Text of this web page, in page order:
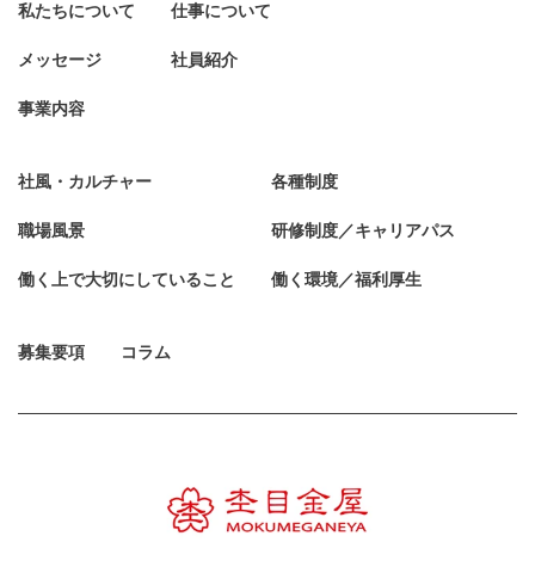
私たちについて
メッセージ
事業内容
仕事について
社員紹介
社風・カルチャー
職場風景
働く上で大切にしていること
各種制度
研修制度／キャリアパス
働く環境／福利厚生
募集要項 コラム